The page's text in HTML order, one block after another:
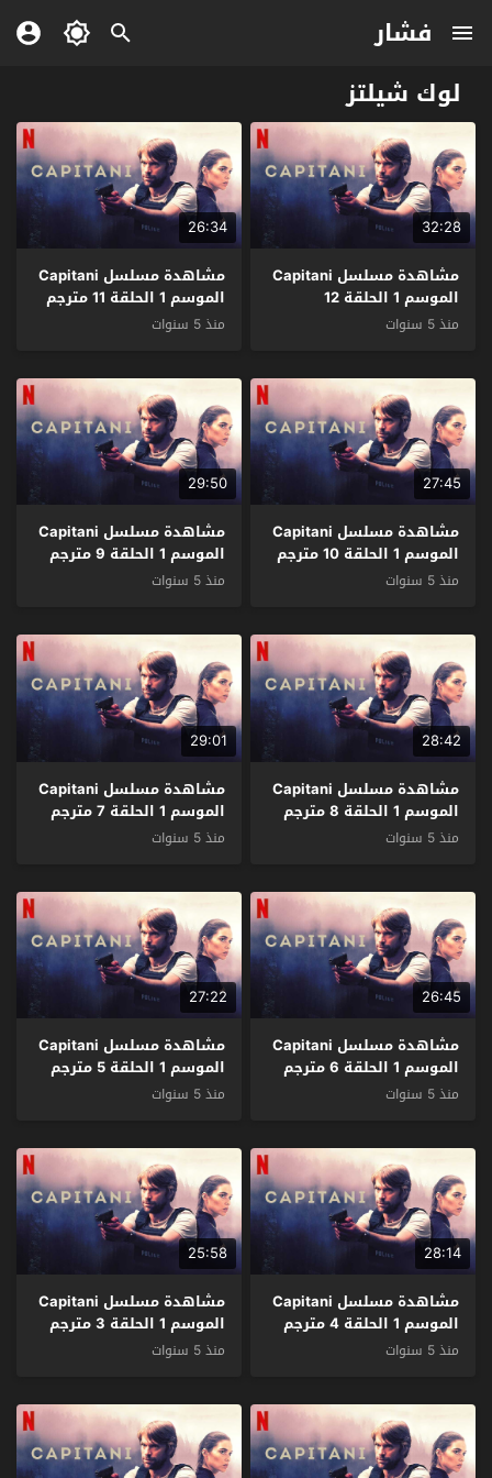
فشار
لوك شيلتز
32:28
مشاهدة مسلسل Capitani
الموسم 1 الحلقة 12
والاخيرة مترجم
منذ 5 سنوات
26:34
مشاهدة مسلسل Capitani
الموسم 1 الحلقة 11 مترجم
منذ 5 سنوات
27:45
مشاهدة مسلسل Capitani
الموسم 1 الحلقة 10 مترجم
منذ 5 سنوات
29:50
مشاهدة مسلسل Capitani
الموسم 1 الحلقة 9 مترجم
منذ 5 سنوات
28:42
مشاهدة مسلسل Capitani
الموسم 1 الحلقة 8 مترجم
منذ 5 سنوات
29:01
مشاهدة مسلسل Capitani
الموسم 1 الحلقة 7 مترجم
منذ 5 سنوات
26:45
مشاهدة مسلسل Capitani
الموسم 1 الحلقة 6 مترجم
منذ 5 سنوات
27:22
مشاهدة مسلسل Capitani
الموسم 1 الحلقة 5 مترجم
منذ 5 سنوات
28:14
مشاهدة مسلسل Capitani
الموسم 1 الحلقة 4 مترجم
منذ 5 سنوات
25:58
مشاهدة مسلسل Capitani
الموسم 1 الحلقة 3 مترجم
منذ 5 سنوات